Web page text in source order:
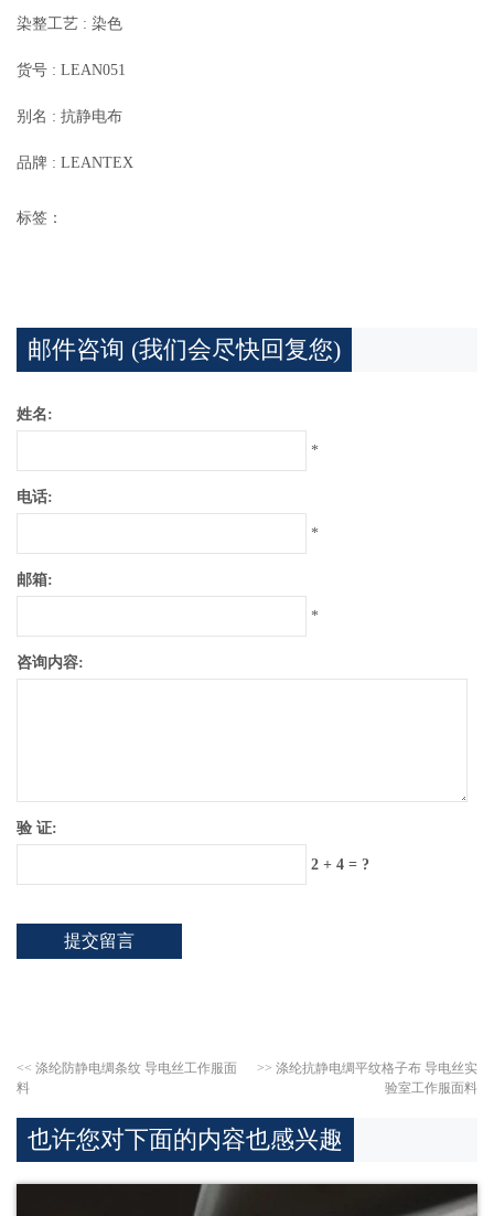
染整工艺 : 染色
货号 : LEAN051
别名 : 抗静电布
品牌 : LEANTEX
标签：
邮件咨询 (我们会尽快回复您)
姓名:
*
电话:
*
邮箱:
*
咨询内容:
验 证:
2 + 4 = ?
<< 涤纶防静电绸条纹 导电丝工作服面
料
>> 涤纶抗静电绸平纹格子布 导电丝实
验室工作服面料
也许您对下面的内容也感兴趣